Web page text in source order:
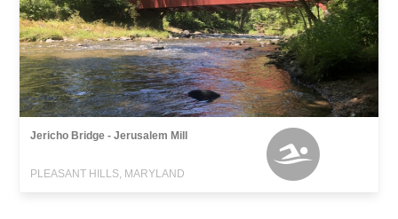
Jericho Bridge - Jerusalem Mill
PLEASANT HILLS, MARYLAND